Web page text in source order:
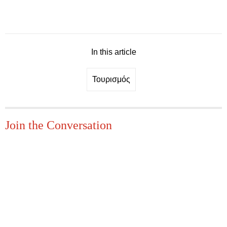
In this article
Τουρισμός
Join the Conversation